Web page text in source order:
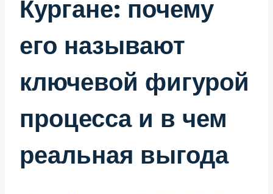
Кургане: почему
его называют
ключевой фигурой
процесса и в чем
реальная выгода